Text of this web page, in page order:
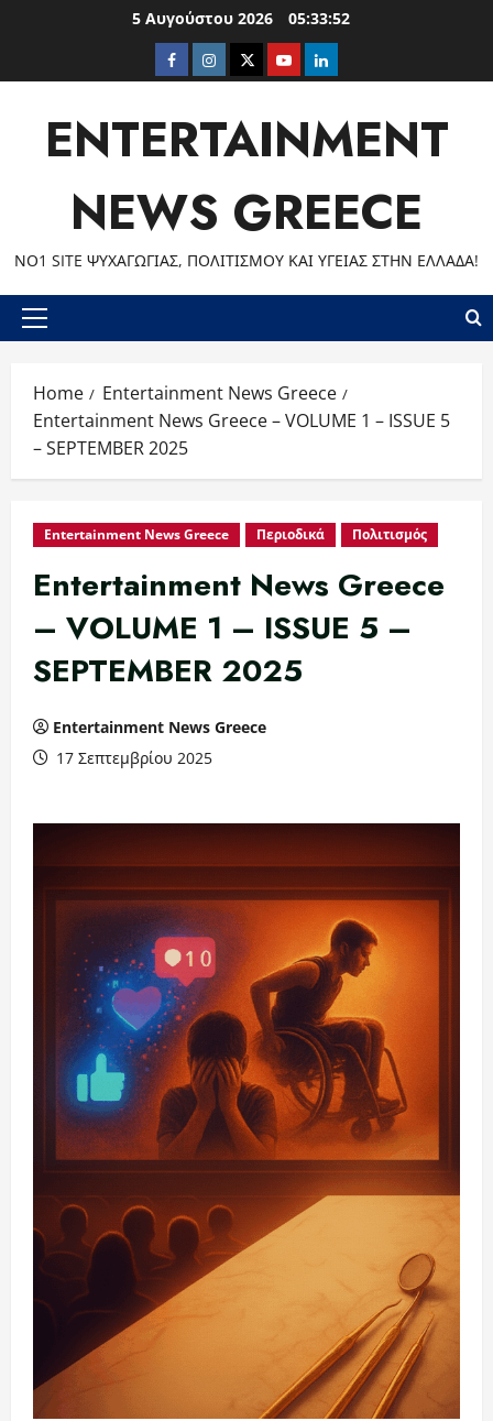
5 Αυγούστου 2026 05:33:54
Facebook
Instagram
TwitterYoutubeLinkedIn
ENTERTAINMENT
NEWS GREECE
ΝΟ1 SITE ΨΥΧΑΓΩΓΊΑΣ, ΠΟΛΙΤΙΣΜΟΎ ΚΑΙ ΥΓΕΊΑΣ ΣΤΗΝ ΕΛΛΆΔΑ!
Primary
Home
Entertainment News Greece
Entertainment News Greece – VOLUME 1 – ISSUE 5
– SEPTEMBER 2025
Entertainment News Greece Περιοδικά Πολιτισμός
Entertainment News Greece
– VOLUME 1 – ISSUE 5 –
SEPTEMBER 2025
Entertainment News Greece
17 Σεπτεμβρίου 2025